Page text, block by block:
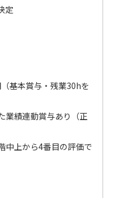
定
基本賞与・残業30hを
業績連動賞与あり（正
中上から4番目の評価で